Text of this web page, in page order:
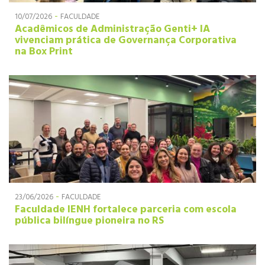
10/07/2026 - FACULDADE
Acadêmicos de Administração Genti+ IA
vivenciam prática de Governança Corporativa
na Box Print
23/06/2026 - FACULDADE
Faculdade IENH fortalece parceria com escola
pública bilíngue pioneira no RS